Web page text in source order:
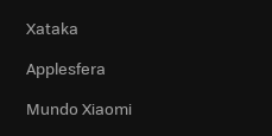
Xataka
Applesfera
Mundo Xiaomi